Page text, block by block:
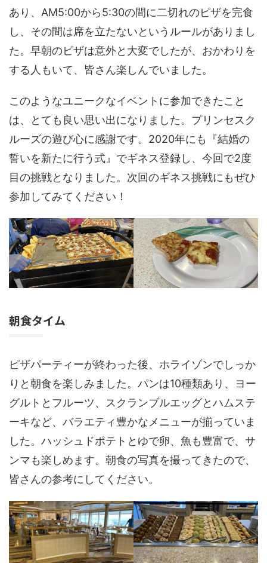
あり、AM5:00から5:30の間に二切れのピザを完食
し、その間は席を立たないというルールがありまし
た。早朝のピザは意外と大変でしたが、おかわりを
する人もいて、皆さん楽しんでいました。
このようなユニークなイベントに参加できたこと
は、とても良い思い出になりました。プリンセスク
ルーズの遊び心に感謝です。2020年にも『結婚の
誓いを新たに行う式』でギネス登録し、今回で2度
目の挑戦となりました。次回のギネス挑戦にもぜひ
参加してみてください！
朝食タイム
ピザパーティーが終わった後、ホライゾンでしっか
りと朝食を楽しみました。パンは10種類あり、ヨー
グルトとフルーツ、スクランブルエッグとハムステ
ーキなど、バラエティ豊かなメニューが揃っていま
した。ハッシュドポテトとゆで卵、魚も豊富で、サ
ンマも楽しめます。朝食の写真を撮ってきたので、
皆さんの参考にしてください。